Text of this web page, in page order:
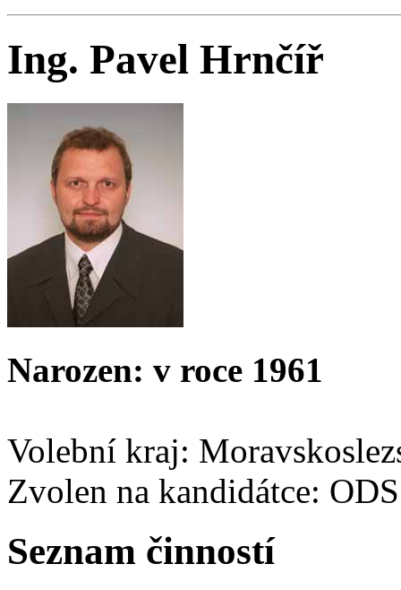
Ing. Pavel Hrnčíř
Narozen: v roce 1961
Volební kraj:
Zvolen na kandidátce: ODS
Seznam činností